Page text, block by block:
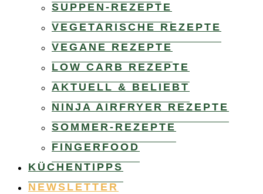
SUPPEN-REZEPTE
VEGETARISCHE REZEPTE
VEGANE REZEPTE
LOW CARB REZEPTE
AKTUELL & BELIEBT
NINJA AIRFRYER REZEPTE
SOMMER-REZEPTE
FINGERFOOD
KÜCHENTIPPS
NEWSLETTER